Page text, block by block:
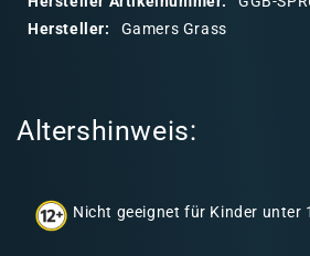
n
Hersteller:
Gamers Grass
Altershinweis:
Nicht geeignet für Kinder unter